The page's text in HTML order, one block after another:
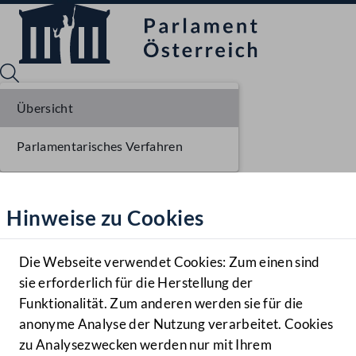
Hilfe
Benutzer
Navigationsmenü öffnen
MENÜ
Hinweise zu Cookies
Die Webseite verwendet Cookies: Zum einen sind
sie erforderlich für die Herstellung der
Funktionalität. Zum anderen werden sie für die
anonyme Analyse der Nutzung verarbeitet. Cookies
zu Analysezwecken werden nur mit Ihrem
Übersicht
Parlamentarisches Verfahren